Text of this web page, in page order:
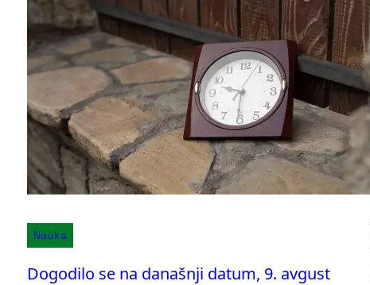
Nauka
Dogodilo se na današnji datum, 9. avgust